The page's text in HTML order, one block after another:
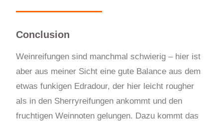
Conclusion
Weinreifungen sind manchmal schwierig – hier ist
aber aus meiner Sicht eine gute Balance aus dem
etwas funkigen Edradour, der hier leicht rougher
als in den Sherryreifungen ankommt und den
fruchtigen Weinnoten gelungen. Dazu kommt das